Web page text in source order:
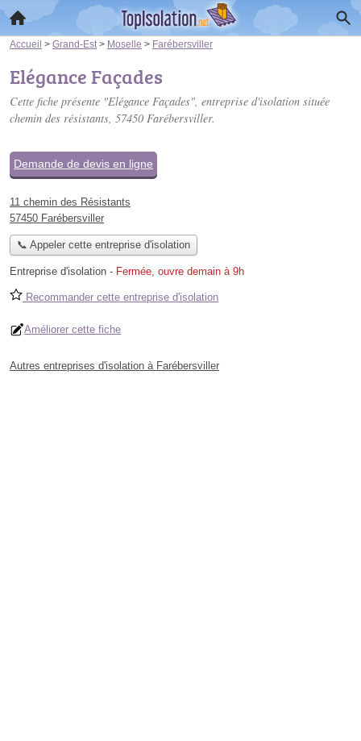
Accueil > Grand-Est > Moselle > Farébersviller
Elégance Façades
Cette fiche présente "Elégance Façades", entreprise d'isolation située
chemin des résistants, 57450 Farébersviller.
Demande de devis en ligne
11 chemin des Résistants
57450 Farébersviller
📞 Appeler cette entreprise d'isolation
Entreprise d'isolation - Fermée, ouvre demain à 9h
Recommander cette entreprise d'isolation
Améliorer cette fiche
Autres entreprises d'isolation à Farébersviller